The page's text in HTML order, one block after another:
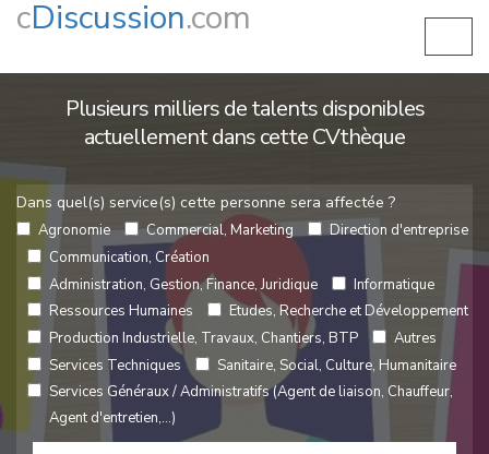
cDiscussion.com
Plusieurs milliers de talents disponibles
actuellement dans cette CVthèque
Dans quel(s) service(s) cette personne sera affectée ?
Agronomie Commercial, Marketing
Direction d'entreprise
Communication, Création
Administration, Gestion, Finance, Juridique
Informatique
Ressources Humaines
Etudes, Recherche et Développement
Production Industrielle, Travaux, Chantiers, BTP
Autres
Services Techniques
Sanitaire, Social, Culture, Humanitaire
Services Généraux / Administratifs (Agent de liaison, Chauffeur,
Agent d'entretien,...)